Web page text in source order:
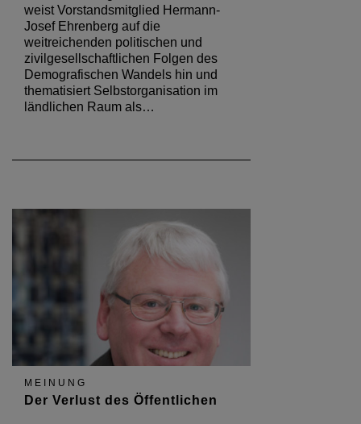
weist Vorstandsmitglied Hermann-
Josef Ehrenberg auf die
weitreichenden politischen und
zivilgesellschaftlichen Folgen des
Demografischen Wandels hin und
thematisiert Selbstorganisation im
ländlichen Raum als…
MEINUNG
Der Verlust des Öffentlichen